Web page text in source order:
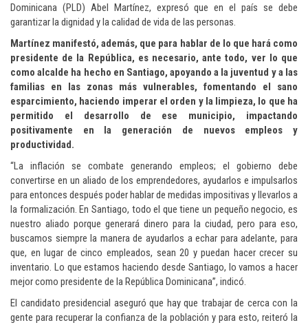
Dominicana (PLD) Abel Martínez, expresó que en el país se debe
garantizar la dignidad y la calidad de vida de las personas.
Martínez manifestó, además, que para hablar de lo que hará como
presidente de la República, es necesario, ante todo, ver lo que
como alcalde ha hecho en Santiago, apoyando a la juventud y a las
familias en las zonas más vulnerables, fomentando el sano
esparcimiento, haciendo imperar el orden y la limpieza, lo que ha
permitido el desarrollo de ese municipio, impactando
positivamente en la generación de nuevos empleos y
productividad.
“La inflación se combate generando empleos; el gobierno debe
convertirse en un aliado de los emprendedores, ayudarlos e impulsarlos
para entonces después poder hablar de medidas impositivas y llevarlos a
la formalización. En Santiago, todo el que tiene un pequeño negocio, es
nuestro aliado porque generará dinero para la ciudad, pero para eso,
buscamos siempre la manera de ayudarlos a echar para adelante, para
que, en lugar de cinco empleados, sean 20 y puedan hacer crecer su
inventario. Lo que estamos haciendo desde Santiago, lo vamos a hacer
mejor como presidente de la República Dominicana”, indicó.
El candidato presidencial aseguró que hay que trabajar de cerca con la
gente para recuperar la confianza de la población y para esto, reiteró la